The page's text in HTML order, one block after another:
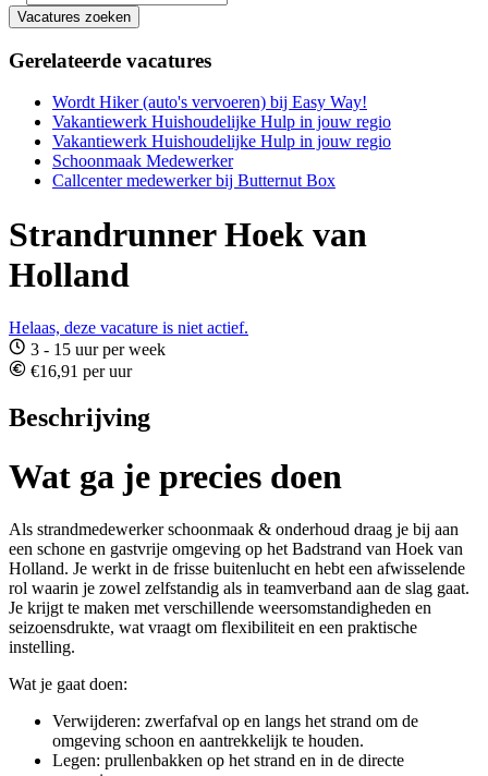
Vacatures zoeken
Gerelateerde vacatures
Wordt Hiker (auto's vervoeren) bij Easy Way!
Vakantiewerk Huishoudelijke Hulp in jouw regio
Vakantiewerk Huishoudelijke Hulp in jouw regio
Schoonmaak Medewerker
Callcenter medewerker bij Butternut Box
Strandrunner Hoek van
Holland
Helaas, deze vacature is niet actief.
3 - 15 uur per week
€16,91 per uur
Beschrijving
Wat ga je precies doen
Als strandmedewerker schoonmaak & onderhoud draag je bij aan
een schone en gastvrije omgeving op het Badstrand van Hoek van
Holland. Je werkt in de frisse buitenlucht en hebt een afwisselende
rol waarin je zowel zelfstandig als in teamverband aan de slag gaat.
Je krijgt te maken met verschillende weersomstandigheden en
seizoensdrukte, wat vraagt om flexibiliteit en een praktische
instelling.
Wat je gaat doen:
Verwijderen: zwerfafval op en langs het strand om de
omgeving schoon en aantrekkelijk te houden.
Legen: prullenbakken op het strand en in de directe